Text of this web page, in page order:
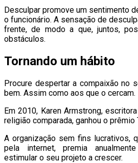
Desculpar promove um sentimento
o funcionário. A sensação de
frente, de modo a que, juntos,
obstáculos.
Tornando um hábito
Procure despertar a compaixão no
bem. Assim como aos que o cercam.
Em 2010, Karen Armstrong,
religião comparada, ganhou o prêmio
A organização sem fins lucrativos,
pela internet, premia
estimular o seu projeto a crescer.